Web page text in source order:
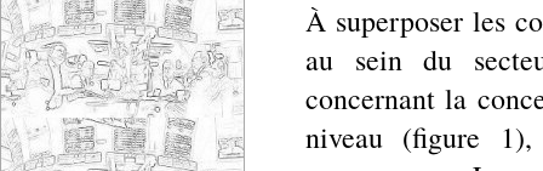
À superposer les
au sein du
concernant la
niveau (figure